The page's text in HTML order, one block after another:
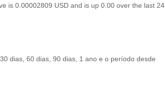
is 0.00002809 USD and is up 0.00 over the last 24
dias, 60 dias, 90 dias, 1 ano e o período desde